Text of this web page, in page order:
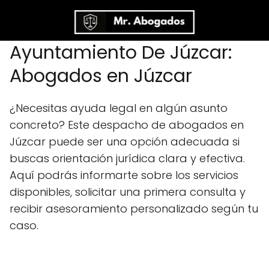
Ayuntamiento De Júzcar:
Abogados en Júzcar
¿Necesitas ayuda legal en algún asunto
concreto? Este despacho de abogados en
Júzcar puede ser una opción adecuada si
buscas orientación jurídica clara y efectiva.
Aquí podrás informarte sobre los servicios
disponibles, solicitar una primera consulta y
recibir asesoramiento personalizado según tu
caso.